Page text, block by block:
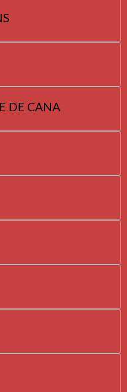
DE CANA